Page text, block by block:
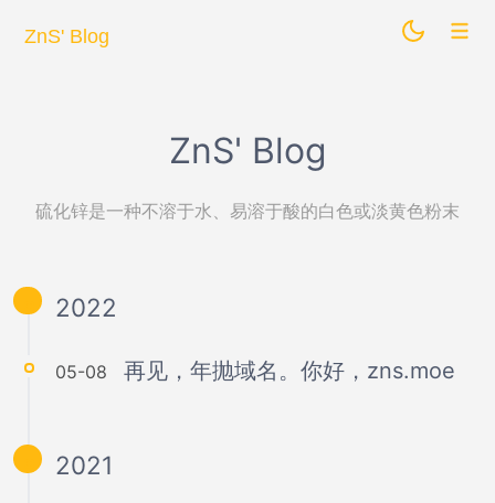
ZnS' Blog
ZnS' Blog
硫化锌是一种不溶于水、易溶于酸的白色或淡黄色粉末
2022
05-08再见，年抛域名。你好，zns.moe
2021